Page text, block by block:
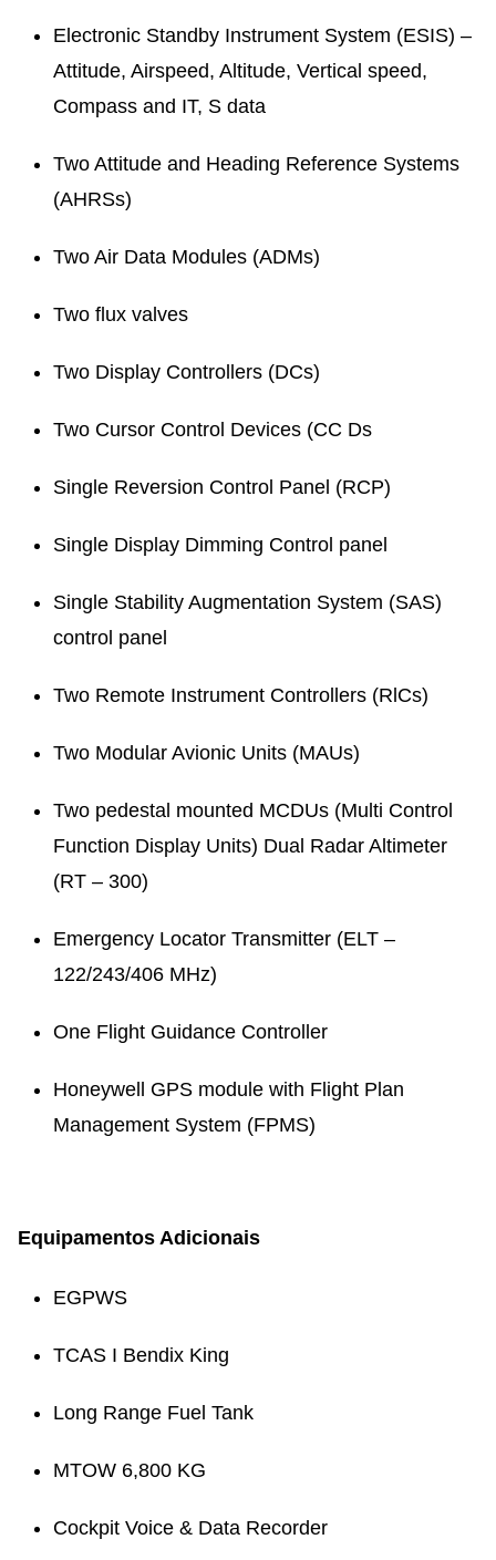
Electronic Standby Instrument System (ESIS) –
Attitude, Airspeed, Altitude, Vertical speed,
Compass and IT, S data
Two Attitude and Heading Reference Systems
(AHRSs)
Two Air Data Modules (ADMs)
Two flux valves
Two Display Controllers (DCs)
Two Cursor Control Devices (CC Ds
Single Reversion Control Panel (RCP)
Single Display Dimming Control panel
Single Stability Augmentation System (SAS)
control panel
Two Remote Instrument Controllers (RlCs)
Two Modular Avionic Units (MAUs)
Two pedestal mounted MCDUs (Multi Control
Function Display Units) Dual Radar Altimeter
(RT – 300)
Emergency Locator Transmitter (ELT –
122/243/406 MHz)
One Flight Guidance Controller
Honeywell GPS module with Flight Plan
Management System (FPMS)
Equipamentos Adicionais
EGPWS
TCAS I Bendix King
Long Range Fuel Tank
MTOW 6,800 KG
Cockpit Voice & Data Recorder